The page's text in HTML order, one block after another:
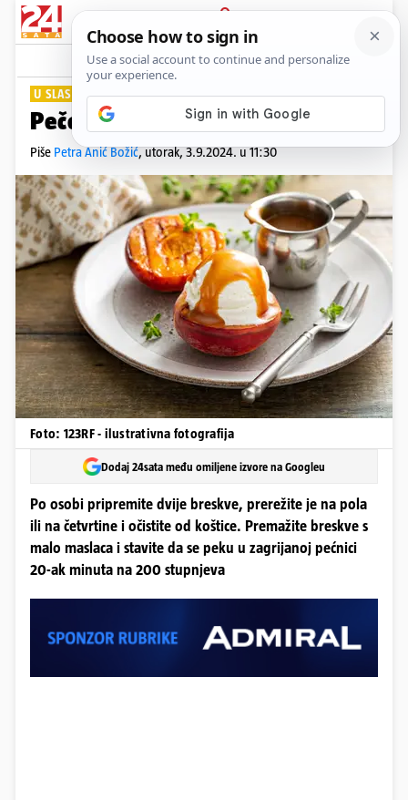
PRIJAVA
Lifestyle Komentari
U SLAST!
Pečene breskve idu uz sladoled
Piše Petra Anić Božić,utorak, 3.9.2024. u 11:30
Foto: 123RF - ilustrativna fotografija
Dodaj 24sata među omiljene izvore na Googleu
Po osobi pripremite dvije breskve, prerežite je na pola
ili na četvrtine i očistite od koštice. Premažite breskve s
malo maslaca i stavite da se peku u zagrijanoj pećnici
20-ak minuta na 200 stupnjeva